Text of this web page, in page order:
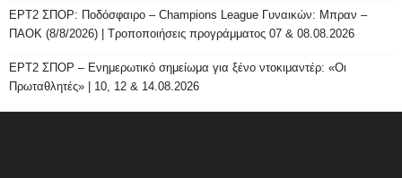
ΕΡΤ2 ΣΠΟΡ: Ποδόσφαιρο – Champions League Γυναικών: Μπραν –
ΠΑΟΚ (8/8/2026) | Τροποποιήσεις προγράμματος 07 & 08.08.2026
ΕΡΤ2 ΣΠΟΡ – Ενημερωτικό σημείωμα για ξένο ντοκιμαντέρ: «Οι
Πρωταθλητές» | 10, 12 & 14.08.2026